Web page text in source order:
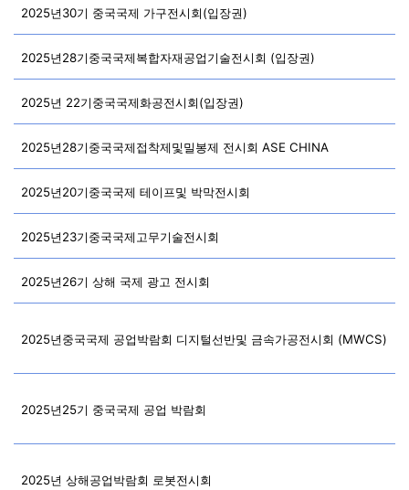
2025년30기 중국국제 가구전시회(입장권)
2025년28기중국국제복합자재공업기술전시회 (입장권)
2025년 22기중국국제화공전시회(입장권)
2025년28기중국국제접착제및밀봉제 전시회 ASE CHINA
2025년20기중국국제 테이프및 박막전시회
2025년23기중국국제고무기술전시회
2025년26기 상해 국제 광고 전시회
2025년중국국제 공업박람회 디지털선반및 금속가공전시회 (MWCS)
2025년25기 중국국제 공업 박람회
2025년 상해공업박람회 로봇전시회